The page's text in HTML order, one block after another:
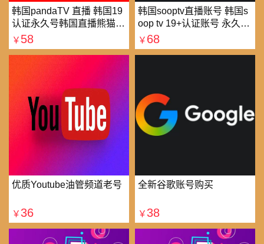
韩国pandaTV 直播 韩国19
认证永久号韩国直播熊猫tv
可改密 一人一号
￥ 58
韩国sooptv直播账号 韩国s
oop tv 19+认证账号 永久使
用
￥ 68
优质Youtube油管频道老号
￥ 36
全新谷歌账号购买
￥ 38